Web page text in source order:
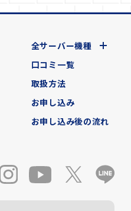
全サーバー機種
口コミ一覧
取扱方法
お申し込み
お申し込み後の流れ